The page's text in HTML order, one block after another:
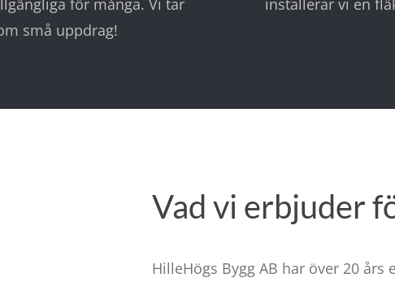
för många. Vi tar
små uppdrag!
installerar vi en
Vad vi erbjuder
HilleHögs Bygg AB har över 20